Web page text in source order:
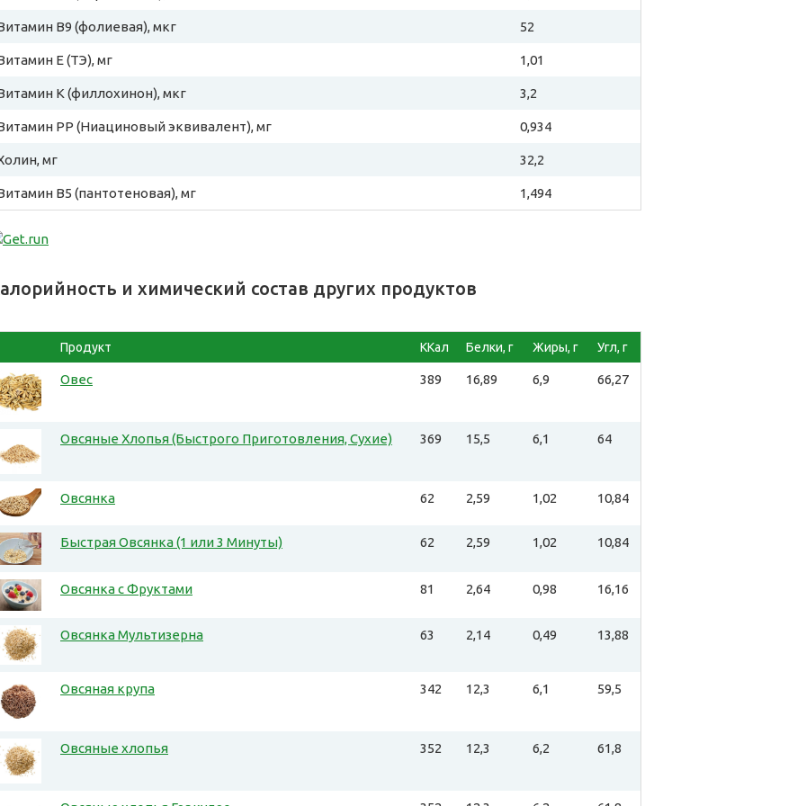
B9 (фолиевая), мкг 52
E (ТЭ), мг 1,01
К (филлохинон), мкг 3,2
PP (Ниациновый эквивалент), мг 0,934
мг 32,2
B5 (пантотеновая), мг 1,494
и химический состав других продуктов
Продукт ККал Белки, г Жиры, г Угл, г
Овес 389 16,89 6,9 66,27
Овсяные Хлопья (Быстрого Приготовления, Сухие) 369 15,5 6,1 64
Овсянка 62 2,59 1,02 10,84
Быстрая Овсянка (1 или 3 Минуты) 62 2,59 1,02 10,84
Овсянка с Фруктами 81 2,64 0,98 16,16
Овсянка Мультизерна 63 2,14 0,49 13,88
Овсяная крупа 342 12,3 6,1 59,5
Овсяные хлопья 352 12,3 6,2 61,8